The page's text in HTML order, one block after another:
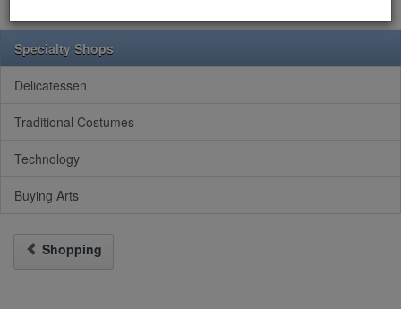
Specialty Shops
Delicatessen
Traditional Costumes
Technology
Buying Arts
Shopping